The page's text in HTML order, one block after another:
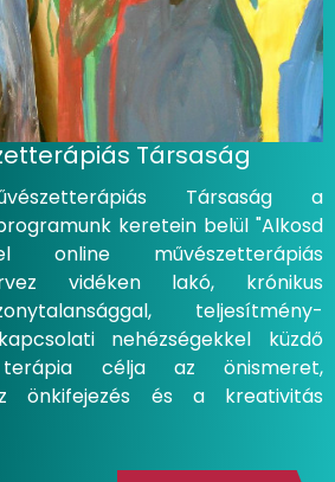
Társaság
Társaság a
keretein belül "Alkosd
online művészetterápiás
vidéken lakó, krónikus
teljesítmény-
nehézségekkel küzdő
célja az önismeret,
önkifejezés és a kreativitás